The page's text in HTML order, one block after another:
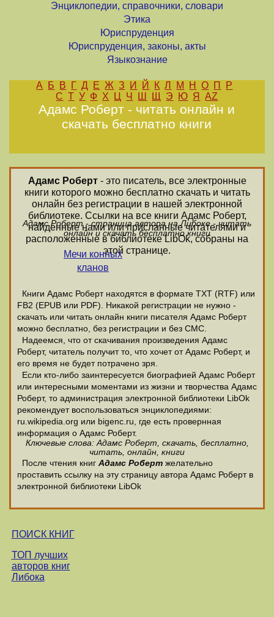
Энциклопедии, справочники, словари
Этика
Юриспруденция
Юриспруденция, законы, акты
Языкознание
А Б В Г Д Е Ж З И Й К Л М Н О П
Р
С Т У Ф Х Ц Ч Ш Щ Э Ю Я AZ
Адамс Роберт - читать онлайн и
скачать бесплатно книги
Адамс Роберт- это писатель, все электронные
книги которого можно бесплатно скачать и читать
онлайн без регистрации в нашей электронной
библиотеке. Ссылки на все книги Адамс Роберт,
найденные нами или присланные читателями и
расположенные в библиотеке LibOk, собраны на
этой странице.
Адамс Роберт - страница автора на Либоке - читать
онлайн и скачать бесплатно книги
Мечи конных
кланов
Книги Адамс Роберт находятся в формате ТХТ (RTF) или
FB2 (EPUB или PDF). Никакой регистрации не нужно -
скачать или читать онлайн книги писателя Адамс Роберт
можно бесплатно, без регистрации и без СМС.
Надеемся, что от скачивания произведения Адамс
Роберт, читатель получит то, что хочет от Адамс Роберт, и
его время не будет потрачено зря.
Если кто-либо заинтересуется биографией Адамс Роберт
или интересными моментами из жизни и творчества Адамс
Роберт, то администрация электронной библиотеки LibOk
рекомендует воспользоваться энциклопедиями:
ru.wikipedia.org или bigenc.ru, где есть провернная
информация о Адамс Роберт.
Ключевые слова: Адамс Роберт, скачать, бесплатно,
читать, онлайн, книги
После чтения книг Адамс Роберт желательно
проставить ссылку на эту страницу автора Адамс Роберт в
электронной библиотеки LibOk
ПОИСК КНИГ
ТОП лучших
авторов книг
Либока